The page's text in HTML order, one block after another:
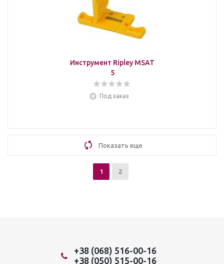
Инструмент Ripley MSAT
5
Под заказ
Показать еще
1 2
+38 (068) 516-00-16
+38 (050) 515-00-16